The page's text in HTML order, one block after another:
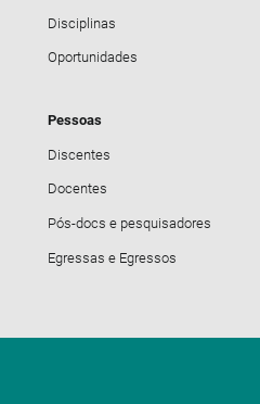
Disciplinas
Oportunidades
Pessoas
Discentes
Docentes
Pós-docs e pesquisadores
Egressas e Egressos